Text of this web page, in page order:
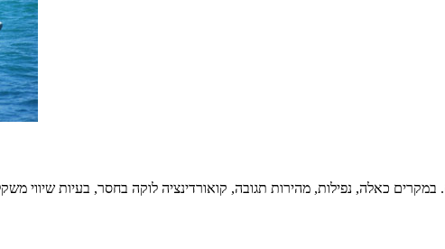
כאלה, נפילות, מהירות תגובה, קואורדינציה לוקה בחסר, בעיות שיווי